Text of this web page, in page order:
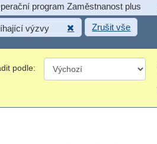
program Zaměstnanost plus
výzvy Zrušit vše
podle: